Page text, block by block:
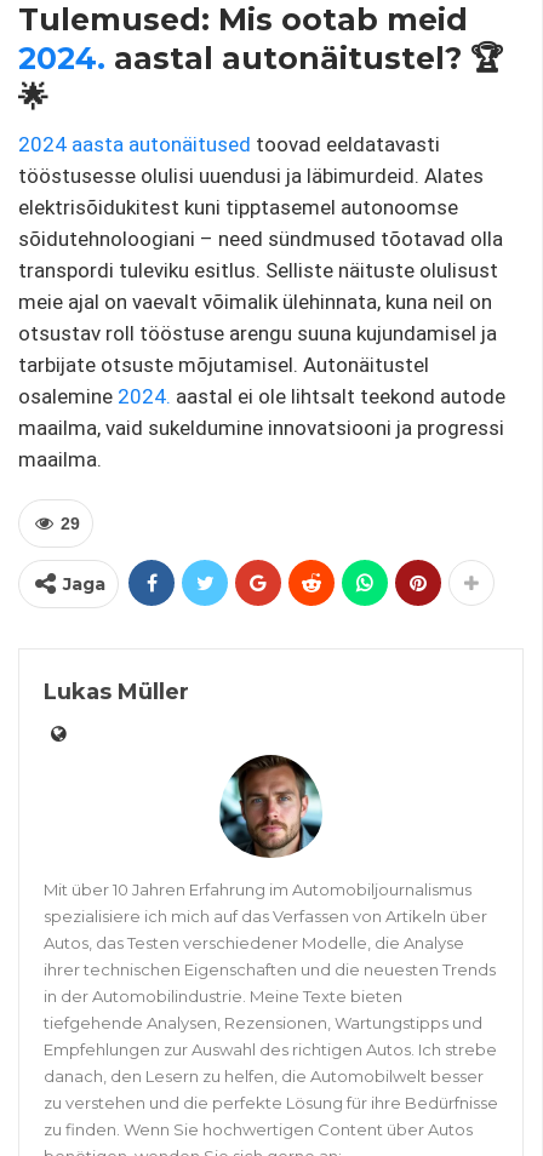
Tulemused: Mis ootab meid
2024. aastal autonäitustel? 🏆
🌟
2024 aasta autonäitused toovad eeldatavasti
tööstusesse olulisi uuendusi ja läbimurdeid. Alates
elektrisõidukitest kuni tipptasemel autonoomse
sõidutehnoloogiani – need sündmused tõotavad olla
transpordi tuleviku esitlus. Selliste näituste olulisust
meie ajal on vaevalt võimalik ülehinnata, kuna neil on
otsustav roll tööstuse arengu suuna kujundamisel ja
tarbijate otsuste mõjutamisel. Autonäitustel
osalemine 2024. aastal ei ole lihtsalt teekond autode
maailma, vaid sukeldumine innovatsiooni ja progressi
maailma.
29
Jaga
Lukas Müller
Mit über 10 Jahren Erfahrung im Automobiljournalismus
spezialisiere ich mich auf das Verfassen von Artikeln über
Autos, das Testen verschiedener Modelle, die Analyse
ihrer technischen Eigenschaften und die neuesten Trends
in der Automobilindustrie. Meine Texte bieten
tiefgehende Analysen, Rezensionen, Wartungstipps und
Empfehlungen zur Auswahl des richtigen Autos. Ich strebe
danach, den Lesern zu helfen, die Automobilwelt besser
zu verstehen und die perfekte Lösung für ihre Bedürfnisse
zu finden. Wenn Sie hochwertigen Content über Autos